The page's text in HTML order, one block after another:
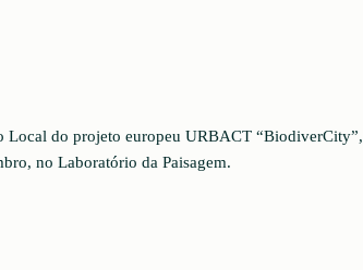
Local do projeto europeu URBACT “BiodiverCity”,
no Laboratório da Paisagem.